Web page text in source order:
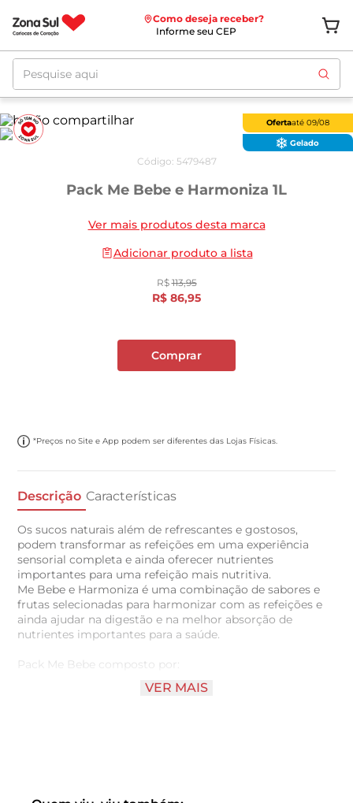
Como deseja receber?
Informe seu CEP
Pesquise aqui
Gelado
Ofertaaté 09/08
Código: 5479487
Pack Me Bebe e Harmoniza 1L
Ver mais produtos desta marca
Adicionar produto a lista
R$ 113,95
R$ 86,95
Comprar
*Preços no Site e App podem ser diferentes das Lojas Físicas.
Descrição Características
Os sucos naturais além de refrescantes e gostosos,
podem transformar as refeições em uma experiência
sensorial completa e ainda oferecer nutrientes
importantes para uma refeição mais nutritiva.
Me Bebe e Harmoniza é uma combinação de sabores e
frutas selecionadas para harmonizar com as refeições e
ainda ajudar na digestão e na melhor absorção de
nutrientes importantes para a saúde.
Pack Me Bebe composto por:
1 Suco Me Bebe ao Sol Caju 1L
VER MAIS